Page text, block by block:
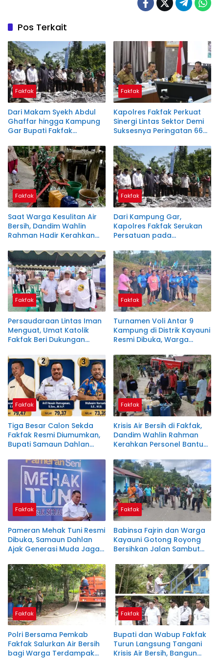
Pos Terkait
Fakfak
Dari Makam Syekh Abdul
Ghaffar hingga Kampung
Gar Bupati Fakfak
Persatuan Menyambut 666
Tahun Islam
Fakfak
Kapolres Fakfak Perkuat
Sinergi Lintas Sektor Demi
Suksesnya Peringatan 666
Fakfak
Saat Warga Kesulitan Air
Bersih, Dandim Wahlin
Rahman Hadir Kerahkan
Fakfak
Dari Kampung Gar,
Kapolres Fakfak Serukan
Persatuan pada
Masuknya Islam di Tanah
Papua
Fakfak
Persaudaraan Lintas Iman
Menguat, Umat Katolik
Fakfak Beri Dukungan
Tahun Masuknya Islam di
Tanah Papua
Fakfak
Turnamen Voli Antar 9
Kampung di Distrik Kayauni
Resmi Dibuka, Warga
ke-81
Fakfak
Tiga Besar Calon Sekda
Fakfak Resmi Diumumkan,
Bupati Samaun Dahlan
Fakfak
Krisis Air Bersih di Fakfak,
Dandim Wahlin Rahman
Kerahkan Personel Bantu
Fakfak
Pameran Mehak Tuni Resmi
Dibuka, Samaun Dahlan
Ajak Generasi Muda Jaga
Fakfak
Babinsa Fajrin dan Warga
Kayauni Gotong Royong
Bersihkan Jalan Sambut
Islam di Tanah Papua
Fakfak
Polri Bersama Pemkab
Fakfak Salurkan Air Bersih
bagi Warga Terdampak
Fakfak
Bupati dan Wabup Fakfak
Turun Langsung Tangani
Krisis Air Bersih, Bangun